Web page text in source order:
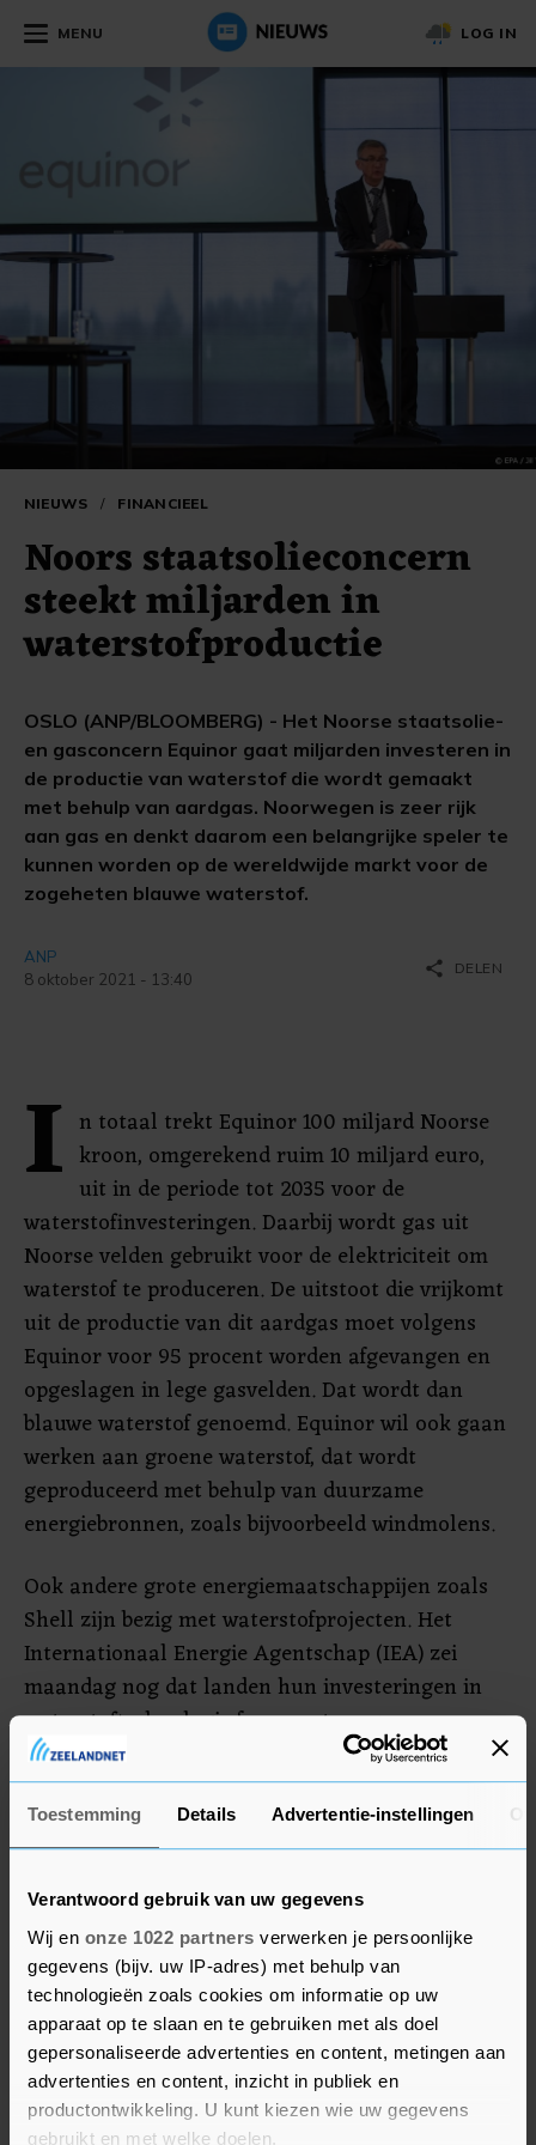
Toestemming Details Advertentie-instellingen
Verantwoord gebruik van uw gegevens
Wij en onze 1022 partners verwerken je persoonlijke
gegevens (bijv. uw IP-adres) met behulp van
technologieën zoals cookies om informatie op uw
apparaat op te slaan en te gebruiken met als doel
gepersonaliseerde advertenties en content, metingen aan
advertenties en content, inzicht in publiek en
productontwikkeling. U kunt kiezen wie uw gegevens
gebruikt en met welke doelen.
MENU LOG IN
NIEUWS / FINANCIEEL
Noors staatsolieconcern
steekt miljarden in
waterstofproductie
OSLO (ANP/BLOOMBERG) - Het Noorse staatsolie-
en gasconcern Equinor gaat miljarden investeren in
de productie van waterstof die wordt gemaakt
met behulp van aardgas. Noorwegen is zeer rijk
aan gas en denkt daarom een belangrijke speler te
kunnen worden op de wereldwijde markt voor de
zogeheten blauwe waterstof.
ANP
8 oktober 2021 - 13:40
share DELEN
I n totaal trekt Equinor 100 miljard Noorse
kroon, omgerekend ruim 10 miljard euro,
uit in de periode tot 2035 voor de
waterstofinvesteringen. Daarbij wordt gas uit
Noorse velden gebruikt voor de elektriciteit om
waterstof te produceren. De uitstoot die vrijkomt
uit de productie van dit aardgas moet volgens
Equinor voor 95 procent worden afgevangen en
opgeslagen in lege gasvelden. Dat wordt dan
blauwe waterstof genoemd. Equinor wil ook gaan
werken aan groene waterstof, dat wordt
geproduceerd met behulp van duurzame
energiebronnen, zoals bijvoorbeeld windmolens.
Ook andere grote energiemaatschappijen zoals
Shell zijn bezig met waterstofprojecten. Het
Internationaal Energie Agentschap (IEA) zei
maandag nog dat landen hun investeringen in
waterstoftechnologie fors moeten opvoeren om
aan de klimaatdoelen te kunnen voldoen.
Volgens het IEA moet er onder andere meer geld
naar productie- en opslagketens voor waterstof
om bij te dragen aan het naar nul brengen van
de netto-uitstoot van broeikasgassen als CO2.